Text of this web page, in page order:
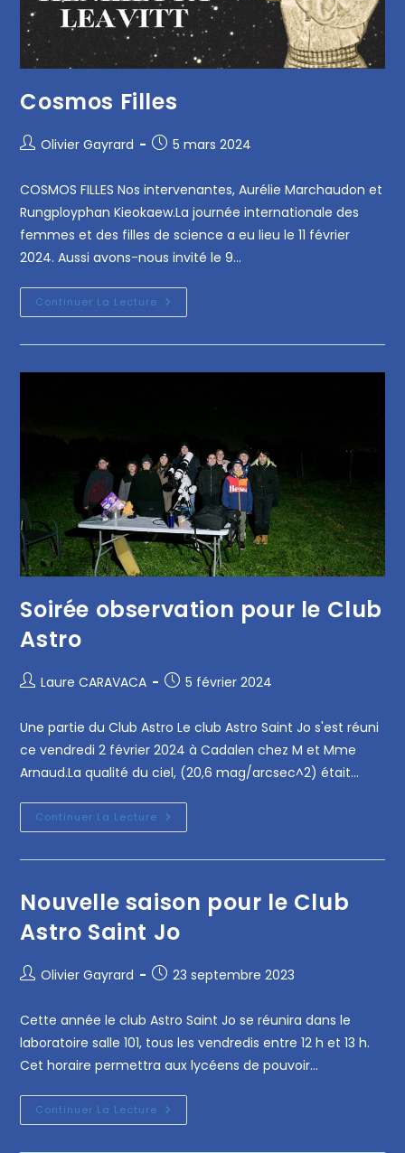
Cosmos Filles
Olivier Gayrard 5 mars 2024
COSMOS FILLES Nos intervenantes, Aurélie Marchaudon et
Rungployphan Kieokaew.La journée internationale des
femmes et des filles de science a eu lieu le 11 février
2024. Aussi avons-nous invité le 9…
Continuer La Lecture
Soirée observation pour le Club
Astro
Laure CARAVACA 5 février 2024
Une partie du Club Astro Le club Astro Saint Jo s'est réuni
ce vendredi 2 février 2024 à Cadalen chez M et Mme
Arnaud.La qualité du ciel, (20,6 mag/arcsec^2) était…
Continuer La Lecture
Nouvelle saison pour le Club
Astro Saint Jo
Olivier Gayrard 23 septembre 2023
Cette année le club Astro Saint Jo se réunira dans le
laboratoire salle 101, tous les vendredis entre 12 h et 13 h.
Cet horaire permettra aux lycéens de pouvoir…
Continuer La Lecture